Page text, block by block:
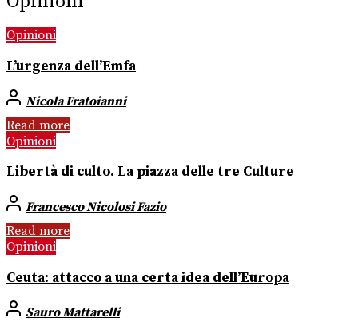
Opinioni
L’urgenza dell’Emfa
Nicola Fratoianni
Read more
Opinioni
Libertà di culto. La piazza delle tre Culture
Francesco Nicolosi Fazio
Read more
Opinioni
Ceuta: attacco a una certa idea dell’Europa
Sauro Mattarelli